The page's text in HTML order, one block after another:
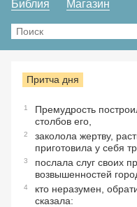
Библия
Магазин
Притча дня
1
Премудрость
столбов его,
2
заколола жертву,
приготовила у себя
3
послала слуг своих
возвышенностей
4
кто неразумен,
сказала: